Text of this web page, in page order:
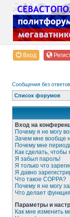
Вход
Сообщения без ответов
Список форумов
Вход на
Почему я не могу
Зачем мне вообще
Почему мне
Как сделать, чтобы
Я забыл пароль!
Я только что
Я давно
Что такое COPPA?
Почему я не могу
Что делает
Параметры и
Как мне изменить